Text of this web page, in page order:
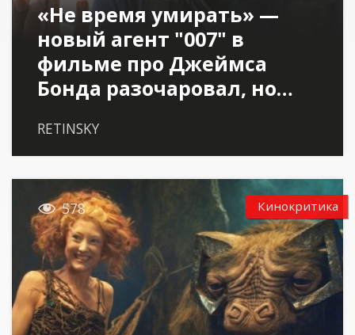
«Не время умирать» —
новый агент "007" в
фильме про Джеймса
Бонда разочаровал, но…
RETINSKY
 578 Кинокритика